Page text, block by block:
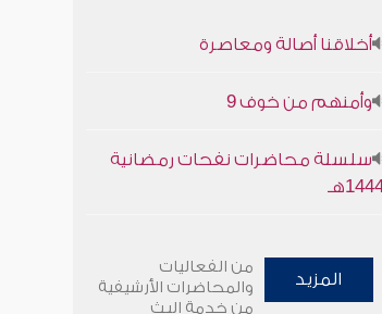
1444هـ
وأمنهم من خوف 9
المزيد
من الفعاليات
والمحاضرات الأرشيفية
من خدمة البث